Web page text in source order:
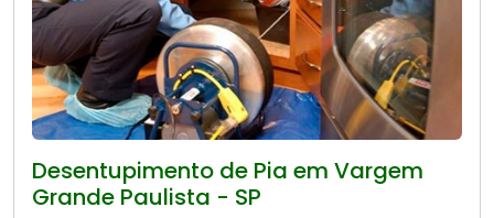
Desentupimento de Pia em Vargem
Grande Paulista - SP